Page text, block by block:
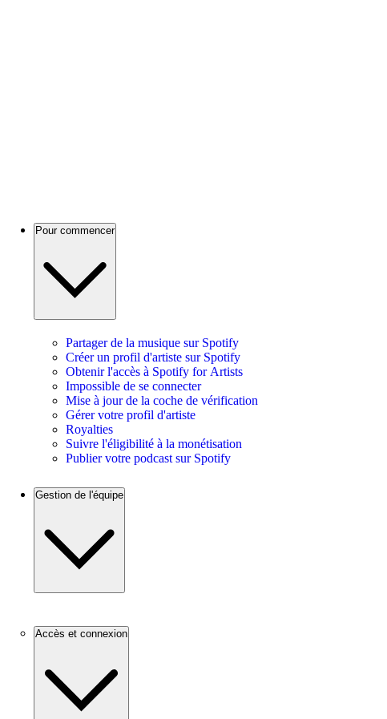
Pour commencer
Partager de la musique sur Spotify
Créer un profil d'artiste sur Spotify
Obtenir l'accès à Spotify for Artists
Impossible de se connecter
Mise à jour de la coche de vérification
Gérer votre profil d'artiste
Royalties
Suivre l'éligibilité à la monétisation
Publier votre podcast sur Spotify
Gestion de l'équipe
Accès et connexion